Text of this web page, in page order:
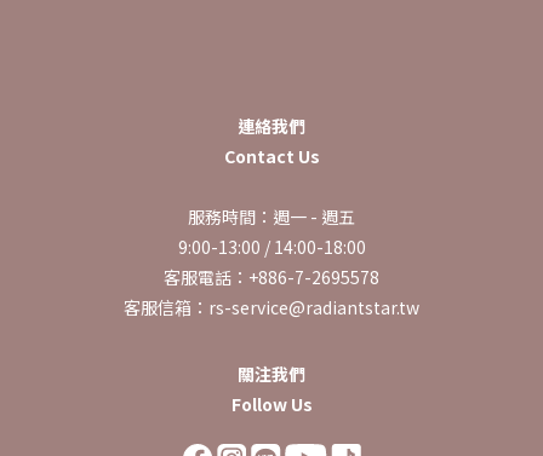
連絡我們
Contact Us
服務時間：週一 - 週五
9:00-13:00 / 14:00-18:00
客服電話：+886-7-2695578
客服信箱：rs-service@radiantstar.tw
關注我們
Follow Us